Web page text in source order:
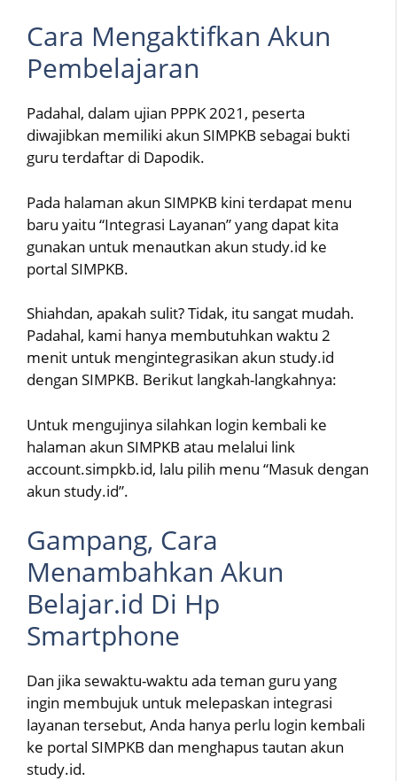
Cara Mengaktifkan Akun
Pembelajaran
Padahal, dalam ujian PPPK 2021, peserta
diwajibkan memiliki akun SIMPKB sebagai bukti
guru terdaftar di Dapodik.
Pada halaman akun SIMPKB kini terdapat menu
baru yaitu “Integrasi Layanan” yang dapat kita
gunakan untuk menautkan akun study.id ke
portal SIMPKB.
Shiahdan, apakah sulit? Tidak, itu sangat mudah.
Padahal, kami hanya membutuhkan waktu 2
menit untuk mengintegrasikan akun study.id
dengan SIMPKB. Berikut langkah-langkahnya:
Untuk mengujinya silahkan login kembali ke
halaman akun SIMPKB atau melalui link
account.simpkb.id, lalu pilih menu “Masuk dengan
akun study.id”.
Gampang, Cara
Menambahkan Akun
Belajar.id Di Hp
Smartphone
Dan jika sewaktu-waktu ada teman guru yang
ingin membujuk untuk melepaskan integrasi
layanan tersebut, Anda hanya perlu login kembali
ke portal SIMPKB dan menghapus tautan akun
study.id.